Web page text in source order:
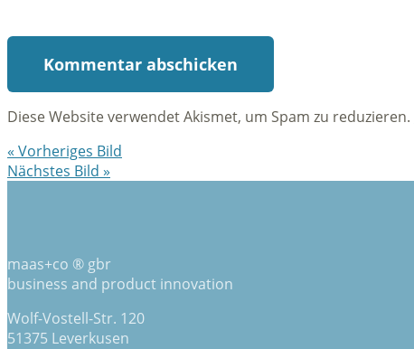
Diese Website verwendet Akismet, um Spam zu reduzieren.
« Vorheriges Bild
Nächstes Bild »
maas+co ® gbr
business and product innovation
Wolf-Vostell-Str. 120
51375 Leverkusen